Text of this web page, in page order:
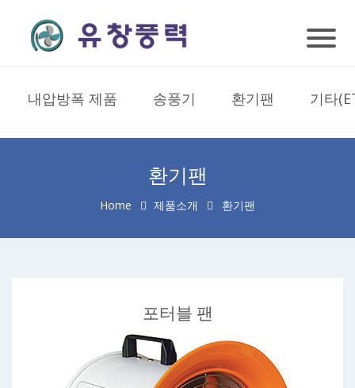
내압방폭 제품 송풍기 환기팬 기타
환기팬
Home 제품소개 환기팬
포터블 팬